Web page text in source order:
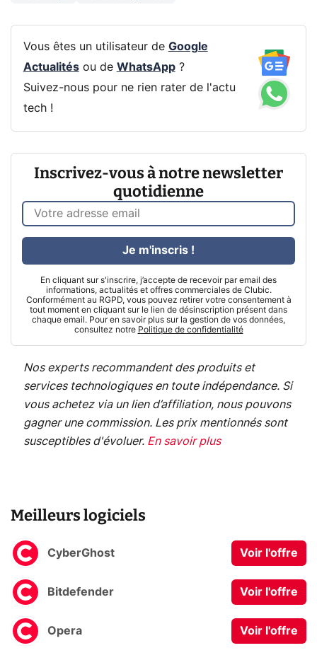
Vous êtes un utilisateur de Google
Actualitésou de WhatsApp?
Suivez-nous pour ne rien rater de l'actu
tech !
Inscrivez-vous à notre newsletter
quotidienne
En cliquant sur s'inscrire, j’accepte de recevoir par email des
informations, actualités et offres commerciales de Clubic.
Conformément au RGPD, vous pouvez retirer votre consentement à
tout moment en cliquant sur le lien de désinscription présent dans
chaque email. Pour en savoir plus sur la gestion de vos données,
consultez notre Politique de confidentialité
Je m'inscris !
Nos experts recommandent des produits et
services technologiques en toute indépendance. Si
vous achetez via un lien d’affiliation, nous pouvons
gagner une commission. Les prix mentionnés sont
susceptibles d'évoluer. En savoir plus
Meilleurs logiciels
CyberGhost Voir l'offre
Bitdefender Voir l'offre
Opera Voir l'offre